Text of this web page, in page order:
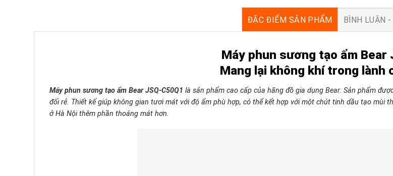
ĐẶC ĐIỂM SẢN PHẨM BÌNH LUẬN
Máy phun sương tạo ẩm Bear
Mang lại không khí trong lành
Máy phun sương tạo ẩm Bear JSQ-C50Q1 là sản phẩm cao cấp của hãng đồ gia dụng Bear. Sản phẩm
đối rẻ. Thiết kế giúp không gian tươi mát với độ ẩm phù hợp, có thể kết hợp với một chút tinh dầu tạo mùi
ở Hà Nội thêm phần thoáng mát hơn.